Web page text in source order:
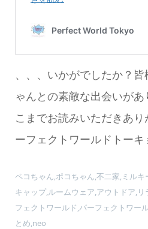
、、、いかがでしたか？
ゃんとの素敵な出会いが
こまでお読みいただきあ
ーフェクトワールドトーキ
ペコちゃん,ポコちゃん,不二家,ミル
キャップ,ルームウェア,アウトドア,
フェクトワールド,パーフェクトワー
とめ,neo